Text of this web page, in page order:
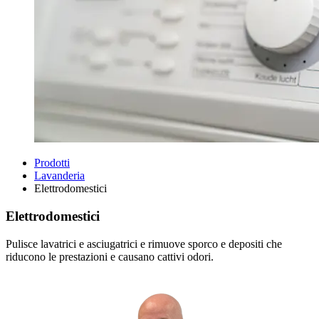
Prodotti
Lavanderia
Elettrodomestici
Elettrodomestici
Pulisce lavatrici e asciugatrici e rimuove sporco e depositi che
riducono le prestazioni e causano cattivi odori.